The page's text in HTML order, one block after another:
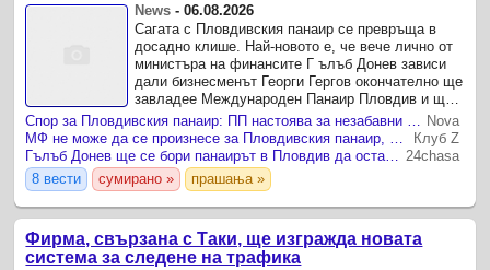
News -06.08.2026
Сагата с Пловдивския панаир се превръща в
досадно клише. Най-новото е, че вече лично от
министъра на финансите Г ълъб Донев зависи
дали бизнесменът Георги Гергов окончателно ще
завладее Международен Панаир Пловдив и ще
получи властта да го ликвидира, както се казва
в позиция на ...
Nova
Клуб Z
24chasa
8 вести
сумирано » прашања »
Фирма, свързана с Таки, ще изгражда новата
система за следене на трафика